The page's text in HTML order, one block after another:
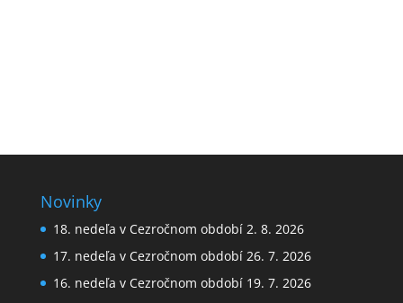
Novinky
18. nedeľa v Cezročnom období 2. 8. 2026
17. nedeľa v Cezročnom období 26. 7. 2026
16. nedeľa v Cezročnom období 19. 7. 2026